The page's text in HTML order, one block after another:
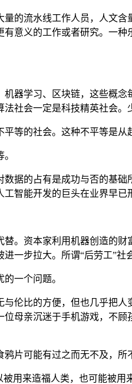
量的流水线工作人员，人文
意义的工作或者研究。一
器学习、区块链，这些概
社会一定是科技精英社会。
等的社会。这种不平等是
据的占有是成功与否的基
智能开发的巨头在业界早已
。资本家利用机器创造的
进一步拉大。所谓“后劳工”社
一个问题。
伦比的方便，但也几乎把
母亲沉迷于手机游戏，不
片可能有过之而无不及，所
被用来造福人类，也可能被